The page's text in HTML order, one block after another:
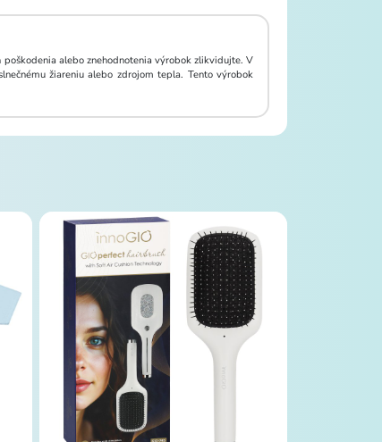
alebo znehodnotenia výrobok zlikvidujte. V
žiareniu alebo zdrojom tepla. Tento výrobok